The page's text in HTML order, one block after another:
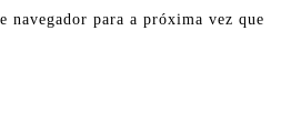
navegador para a próxima vez que